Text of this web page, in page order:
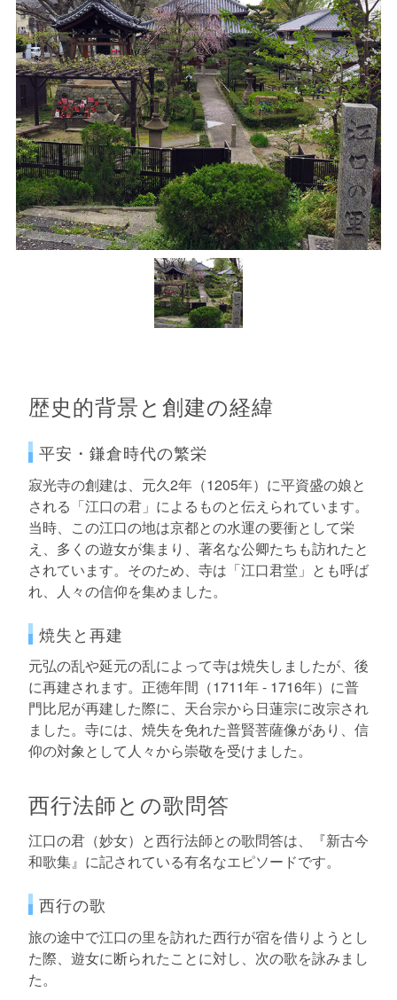
歴史的背景と創建の経緯
平安・鎌倉時代の繁栄
寂光寺の創建は、元久2年（1205年）に平資盛の娘と
される「江口の君」によるものと伝えられています。
当時、この江口の地は京都との水運の要衝として栄
え、多くの遊女が集まり、著名な公卿たちも訪れたと
されています。そのため、寺は「江口君堂」とも呼ば
れ、人々の信仰を集めました。
焼失と再建
元弘の乱や延元の乱によって寺は焼失しましたが、後
に再建されます。正徳年間（1711年 - 1716年）に普
門比尼が再建した際に、天台宗から日蓮宗に改宗され
ました。寺には、焼失を免れた普賢菩薩像があり、信
仰の対象として人々から崇敬を受けました。
西行法師との歌問答
江口の君（妙女）と西行法師との歌問答は、『新古今
和歌集』に記されている有名なエピソードです。
西行の歌
旅の途中で江口の里を訪れた西行が宿を借りようとし
た際、遊女に断られたことに対し、次の歌を詠みまし
た。